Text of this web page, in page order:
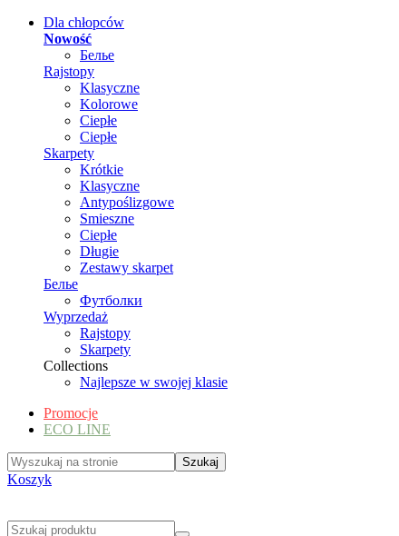
Dla chłopców
Nowość
Белье
Rajstopy
Klasyczne
Kolorowe
Ciepłe
Ciepłe
Skarpety
Krótkie
Klasyczne
Antypoślizgowe
Smieszne
Ciepłe
Długie
Zestawy skarpet
Белье
Футболки
Wyprzedaż
Rajstopy
Skarpety
Collections
Najlepsze w swojej klasie
Promocje
ECO LINE
Koszyk